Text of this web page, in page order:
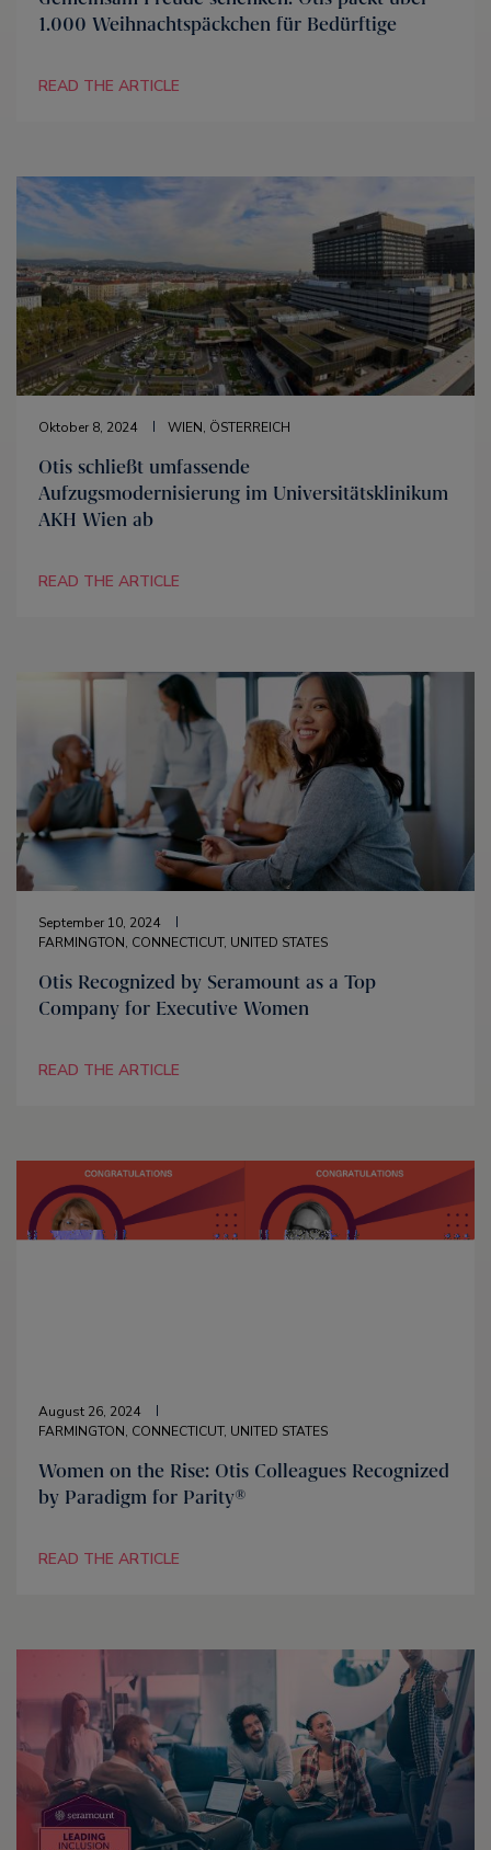
1.000 Weihnachtspäckchen für Bedürftige
READ THE ARTICLE
Oktober 8, 2024 WIEN, ÖSTERREICH
Otis schließt umfassende
Aufzugsmodernisierung im Universitätsklinikum
AKH Wien ab
READ THE ARTICLE
September 10, 2024
FARMINGTON, CONNECTICUT, UNITED STATES
Otis Recognized by Seramount as a Top
Company for Executive Women
READ THE ARTICLE
August 26, 2024
FARMINGTON, CONNECTICUT, UNITED STATES
Women on the Rise: Otis Colleagues Recognized
by Paradigm for Parity®
READ THE ARTICLE